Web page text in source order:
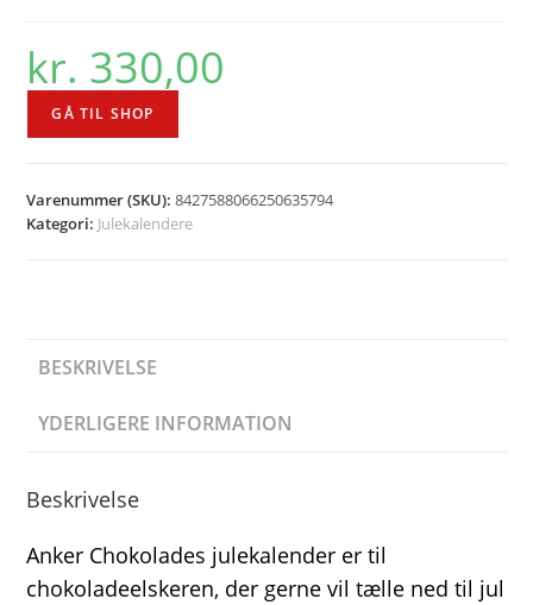
kr. 330,00
GÅ TIL SHOP
Varenummer (SKU):8427588066250635794
Kategori: Julekalendere
BESKRIVELSE
YDERLIGERE INFORMATION
Beskrivelse
Anker Chokolades julekalender er til
chokoladeelskeren, der gerne vil tælle ned til jul